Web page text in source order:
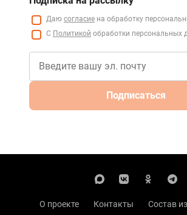
Даю согласие на обработку
С Политикой обработки персональных
Подписаться
О проекте Контакты
Состав